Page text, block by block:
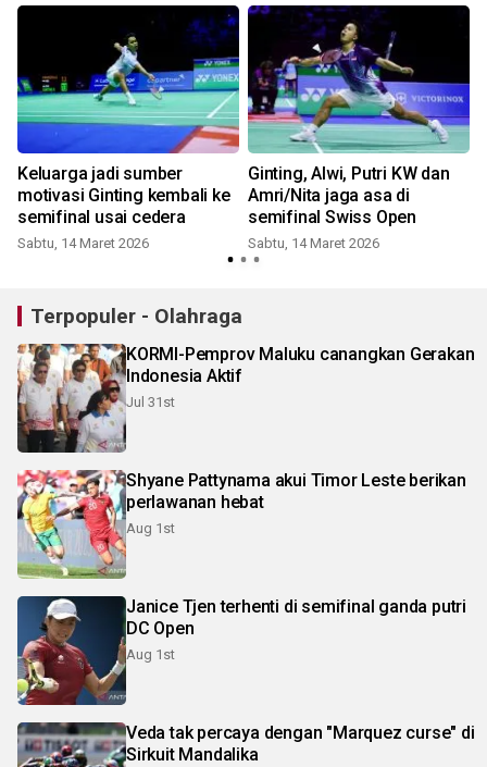
Keluarga jadi sumber
motivasi Ginting kembali ke
semifinal usai cedera
Sabtu, 14 Maret 2026
Ginting, Alwi, Putri KW dan
Amri/Nita jaga asa di
semifinal Swiss Open
Sabtu, 14 Maret 2026
Terpopuler - Olahraga
KORMI-Pemprov Maluku canangkan Gerakan
Indonesia Aktif
Jul 31st
Shyane Pattynama akui Timor Leste berikan
perlawanan hebat
Aug 1st
Janice Tjen terhenti di semifinal ganda putri
DC Open
Aug 1st
Veda tak percaya dengan "Marquez curse" di
Sirkuit Mandalika